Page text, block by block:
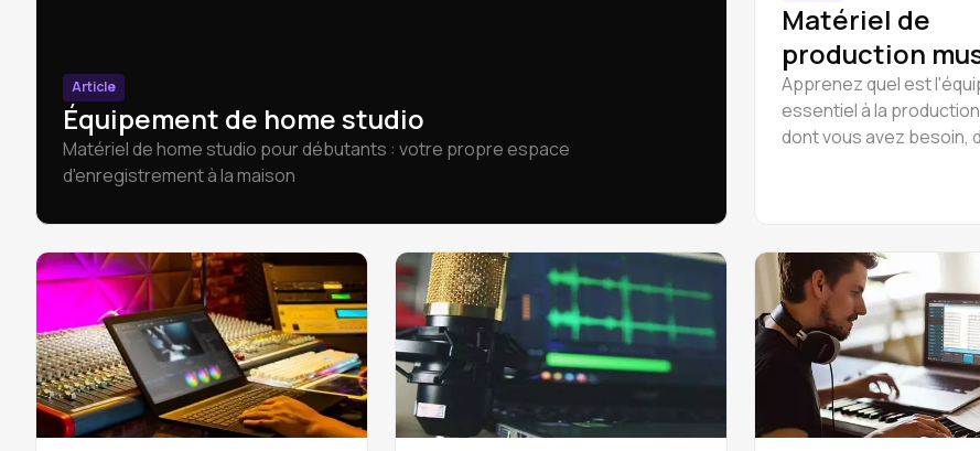
Article
Équipement de home studio
Matériel de home studio pour débutants : votre propre espace
d'enregistrement à la maison
Matériel de
production
Apprenez quel est
essentiel à la
dont vous avez besoin,